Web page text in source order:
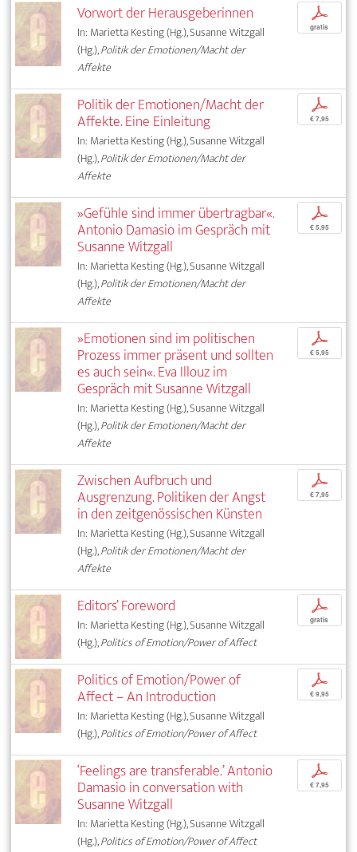
Vorwort der Herausgeberinnen
In: Marietta Kesting (Hg.), Susanne Witzgall
(Hg.),Politik der Emotionen/Macht der
Affekte
p
gratis
Politik der Emotionen/Macht der
Affekte. Eine Einleitung
In: Marietta Kesting (Hg.), Susanne Witzgall
(Hg.),Politik der Emotionen/Macht der
Affekte
p
€ 7,95
»Gefühle sind immer übertragbar«.
Antonio Damasio im Gespräch mit
Susanne Witzgall
In: Marietta Kesting (Hg.), Susanne Witzgall
(Hg.),Politik der Emotionen/Macht der
Affekte
p
€ 5,95
»Emotionen sind im politischen
Prozess immer präsent und sollten
es auch sein«. Eva Illouz im
Gespräch mit Susanne Witzgall
In: Marietta Kesting (Hg.), Susanne Witzgall
(Hg.),Politik der Emotionen/Macht der
Affekte
p
€ 5,95
Zwischen Aufbruch und
Ausgrenzung. Politiken der Angst
in den zeitgenössischen Künsten
In: Marietta Kesting (Hg.), Susanne Witzgall
(Hg.),Politik der Emotionen/Macht der
Affekte
p
€ 7,95
Editors’ Foreword
In: Marietta Kesting (Hg.), Susanne Witzgall
(Hg.),Politics of Emotion/Power of Affect
p
gratis
Politics of Emotion/Power of
Affect – An Introduction
In: Marietta Kesting (Hg.), Susanne Witzgall
(Hg.),Politics of Emotion/Power of Affect
p
€ 9,95
‘Feelings are transferable.’ Antonio
Damasio in conversation with
Susanne Witzgall
In: Marietta Kesting (Hg.), Susanne Witzgall
(Hg.),Politics of Emotion/Power of Affect
p
€ 7,95